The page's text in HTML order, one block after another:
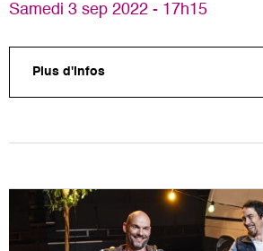
Samedi 3 sep 2022 - 17h15
Plus d'infos